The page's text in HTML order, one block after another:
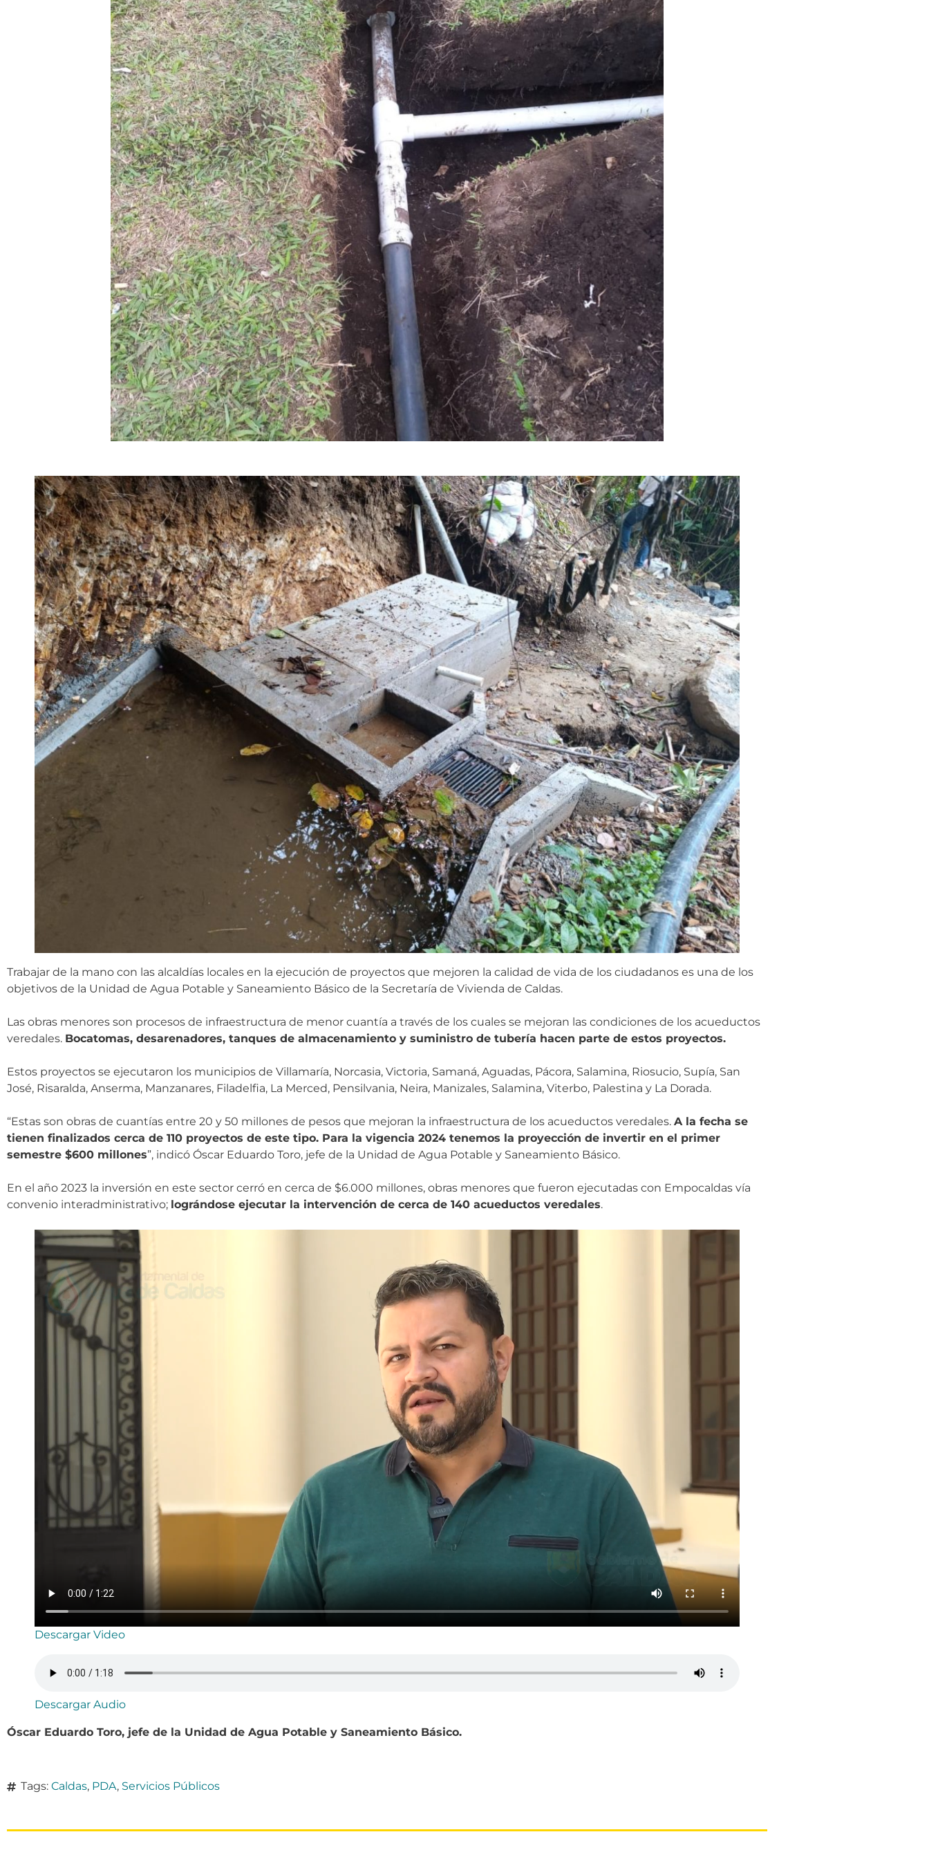
Trabajar de la mano con las alcaldías locales en la ejecución de proyectos que mejoren la calidad de vida de los ciudadanos es una de los
objetivos de la Unidad de Agua Potable y Saneamiento Básico de la Secretaría de Vivienda de Caldas.
Las obras menores son procesos de infraestructura de menor cuantía a través de los cuales se mejoran las condiciones de los acueductos
veredales. Bocatomas, desarenadores, tanques de almacenamiento y suministro de tubería hacen parte de estos proyectos.
Estos proyectos se ejecutaron los municipios de Villamaría, Norcasia, Victoria, Samaná, Aguadas, Pácora, Salamina, Riosucio, Supía, San
José, Risaralda, Anserma, Manzanares, Filadelfia, La Merced, Pensilvania, Neira, Manizales, Salamina, Viterbo, Palestina y La Dorada.
“Estas son obras de cuantías entre 20 y 50 millones de pesos que mejoran la infraestructura de los acueductos veredales. A la fecha se
tienen finalizados cerca de 110 proyectos de este tipo. Para la vigencia 2024 tenemos la proyección de invertir en el primer
semestre $600 millones”, indicó Óscar Eduardo Toro, jefe de la Unidad de Agua Potable y Saneamiento Básico.
En el año 2023 la inversión en este sector cerró en cerca de $6.000 millones, obras menores que fueron ejecutadas con Empocaldas vía
convenio interadministrativo; lográndose ejecutar la intervención de cerca de 140 acueductos veredales.
Descargar Video
Descargar Audio
Óscar Eduardo Toro, jefe de la Unidad de Agua Potable y Saneamiento Básico.
Tags: Caldas, PDA, Servicios Públicos